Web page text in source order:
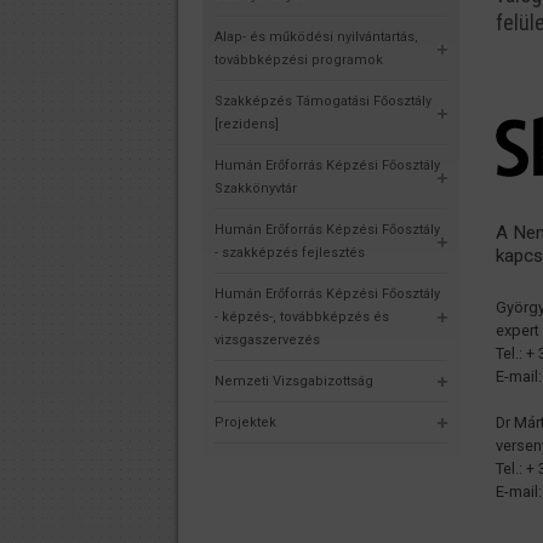
Alap- és működési nyilvántartás,
továbbképzési programok
Szakképzés Támogatási Főosztály
[rezidens]
Humán Erőforrás Képzési Főosztály
Szakkönyvtár
Humán Erőforrás Képzési Főosztály
- szakképzés fejlesztés
Humán Erőforrás Képzési Főosztály
- képzés-, továbbképzés és
vizsgaszervezés
Nemzeti Vizsgabizottság
Projektek
A
expert
Tel.: +
E-
Dr
Tel.: +
E-